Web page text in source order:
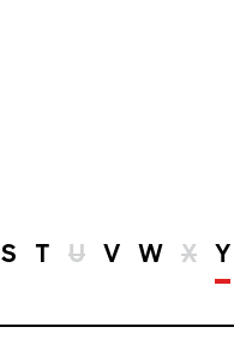
S T U V W X Y